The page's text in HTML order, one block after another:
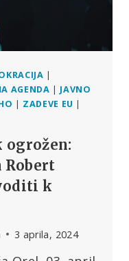
|
AGENDA | JAVNO
| ZADEVE EU |
ogrožen:
k
3 aprila, 2024